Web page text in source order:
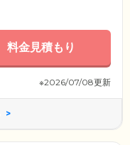
料金見積もり
※2026/07/08更新